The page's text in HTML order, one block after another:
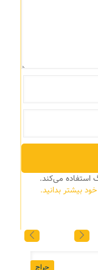
استفاده می‌کند.
بیشتر بدانید.
حراج